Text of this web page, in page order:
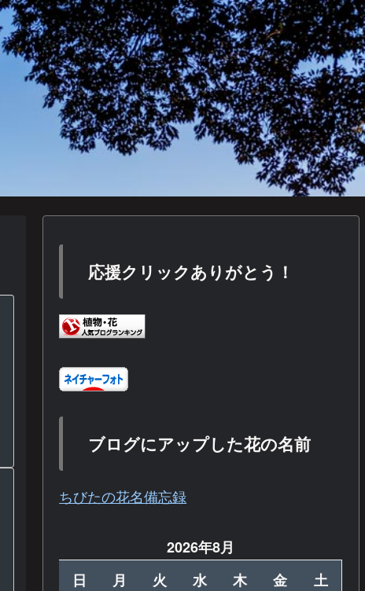
応援クリックありがとう！
ブログにアップした花の名前
ちびたの花名備忘録
2026年8月
日
月 火 水 木 金
土